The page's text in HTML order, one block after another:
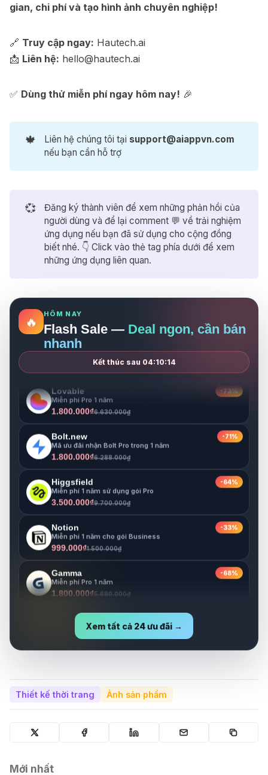
gian, chi phí và tạo hình ảnh chuyên nghiệp!
🔗 Truy cập ngay: Hautech.ai
📩 Liên hệ: hello@hautech.ai
✅ Dùng thử miễn phí ngay hôm nay! 🎉
🍁 Liên hệ chúng tôi tại support@aiappvn.com
nếu bạn cần hỗ trợ
💞
Đăng ký thành viên để xem những phản hồi của
người dùng và để lại comment 💬 về trải nghiệm
ứng dụng nếu bạn đã sử dụng cho cộng đồng
biết nhé. 👇 Click vào thẻ tag phía dưới để xem
những ứng dụng liên quan.
🔥
HÔM NAY
Flash Sale — Deal ngon, cần bán
nhanh
Kết thúc sau 04:10:13
Mã ưu đãi nhận Bolt Pro trong 1 năm
1.800.000₫6.288.000₫
-64%
Higgsfield
Miễn phí 1 năm sử dụng gói Pro
3.500.000₫9.700.000₫
Miễn phí 1 năm cho gói Business
999.000₫
-68%
Gamma
Miễn phí Pro 1 năm
Miễn phí Pro 1 năm
1.800.000₫ 6.630.000₫
-71%
Bolt.new
Mã ưu đãi nhận Bolt Pro trong 1 năm
1.800.000₫6.288.000₫
-64%
Higgsfield
Miễn phí 1 năm sử dụng gói Pro
3.500.000₫9.700.000₫
-33%
Notion
Miễn phí 1 năm cho gói Business
999.000₫1.500.000₫
-68%
Gamma
Miễn phí Pro 1 năm
1.800.000₫ 5.680.000₫
Miễn phí Pro 1 năm
1.800.000₫6.630.000₫
Xem tất cả 24 ưu đãi →
Thiết kế thời trang Ảnh sản phẩm
Mới nhất